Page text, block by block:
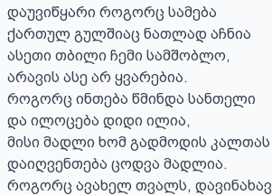
დაუვიწყარი როგორც სამება
ქართულ გულშიაც ნათლად აჩნია
ასეთი თბილი ჩემი სამშობლო,
არავის ასე არ ყვარებია.
როგორც ინთება წმინდა სანთელი
და ილოცება დიდი ილია,
მისი მადლი ხომ გადმოდის კალთას
დაიღვენთება ცოდვა მადლია.
როგორც ავახელ თვალს, დავინახავ